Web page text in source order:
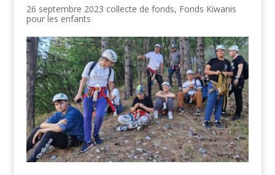
26 septembre 2023 collecte de fonds, Fonds Kiwanis
pour les enfants